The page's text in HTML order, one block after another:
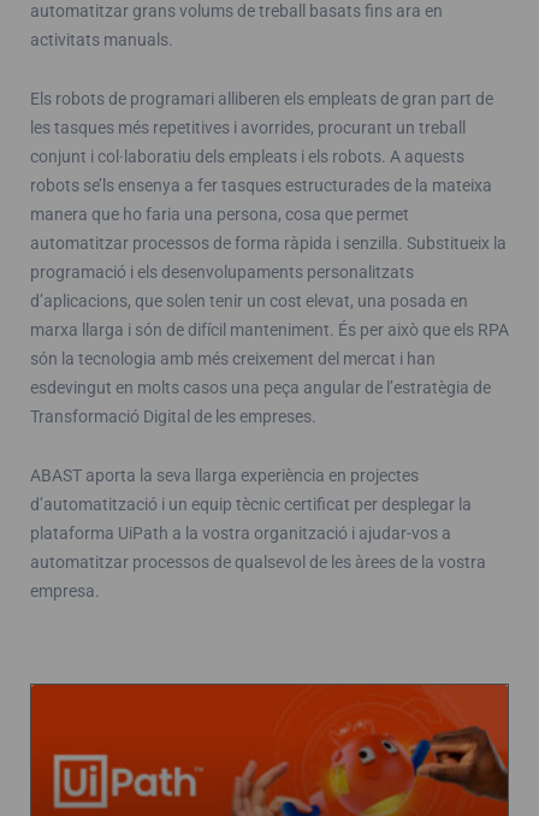
automatitzar grans volums de treball basats fins ara en
activitats manuals.
Els robots de programari alliberen els empleats de gran part de
les tasques més repetitives i avorrides, procurant un treball
conjunt i col·laboratiu dels empleats i els robots. A aquests
robots se’ls ensenya a fer tasques estructurades de la mateixa
manera que ho faria una persona, cosa que permet
automatitzar processos de forma ràpida i senzilla. Substitueix la
programació i els desenvolupaments personalitzats
d’aplicacions, que solen tenir un cost elevat, una posada en
marxa llarga i són de difícil manteniment. És per això que els RPA
són la tecnologia amb més creixement del mercat i han
esdevingut en molts casos una peça angular de l’estratègia de
Transformació Digital de les empreses.
ABAST aporta la seva llarga experiència en projectes
d’automatització i un equip tècnic certificat per desplegar la
plataforma UiPath a la vostra organització i ajudar-vos a
automatitzar processos de qualsevol de les àrees de la vostra
empresa.